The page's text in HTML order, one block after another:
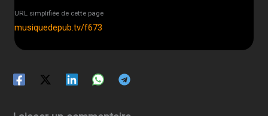
URL simplifiée de cette page
musiquedepub.tv/f673